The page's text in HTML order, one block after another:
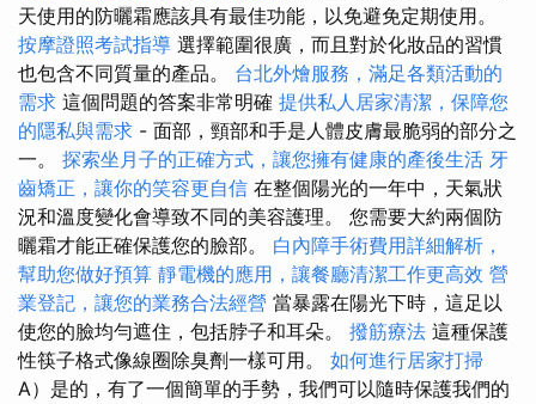
天使用的防曬霜應該具有最佳功能，以免避免定期使用。
按摩證照考試指導 選擇範圍很廣，而且對於化妝品的習慣
也包含不同質量的產品。 台北外燴服務，滿足各類活動的
需求 這個問題的答案非常明確 提供私人居家清潔，保障您
的隱私與需求 - 面部，頸部和手是人體皮膚最脆弱的部分之
一。 探索坐月子的正確方式，讓您擁有健康的產後生活 牙
齒矯正，讓你的笑容更自信 在整個陽光的一年中，天氣狀
況和溫度變化會導致不同的美容護理。 您需要大約兩個防
曬霜才能正確保護您的臉部。 白內障手術費用詳細解析，
幫助您做好預算 靜電機的應用，讓餐廳清潔工作更高效 營
業登記，讓您的業務合法經營 當暴露在陽光下時，這足以
使您的臉均勻遮住，包括脖子和耳朵。 撥筋療法 這種保護
性筷子格式像線圈除臭劑一樣可用。 如何進行居家打掃
A）是的，有了一個簡單的手勢，我們可以隨時保護我們的